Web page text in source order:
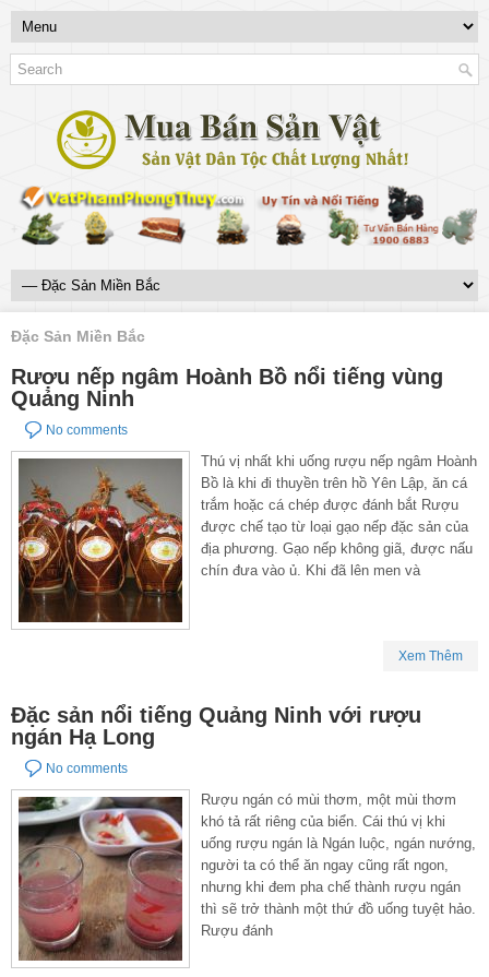
Đặc Sản Miền Bắc
Rượu nếp ngâm Hoành Bồ nổi tiếng vùng
Quảng Ninh
No comments
Thú vị nhất khi uống rượu nếp ngâm Hoành
Bồ là khi đi thuyền trên hồ Yên Lập, ăn cá
trắm hoặc cá chép được đánh bắt Rượu
được chế tạo từ loại gạo nếp đặc sản của
địa phương. Gạo nếp không giã, được nấu
chín đưa vào ủ. Khi đã lên men và
Xem Thêm
Đặc sản nổi tiếng Quảng Ninh với rượu
ngán Hạ Long
No comments
Rượu ngán có mùi thơm, một mùi thơm
khó tả rất riêng của biển. Cái thú vị khi
uống rượu ngán là Ngán luộc, ngán nướng,
người ta có thể ăn ngay cũng rất ngon,
nhưng khi đem pha chế thành rượu ngán
thì sẽ trở thành một thứ đồ uống tuyệt hảo.
Rượu đánh